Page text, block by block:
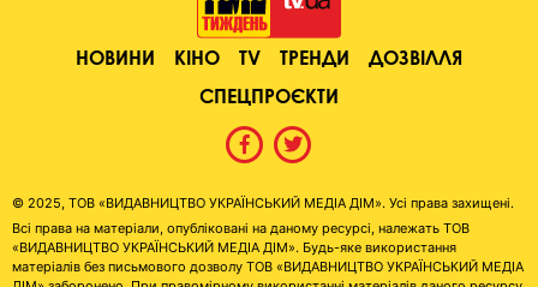
НОВИНИ КІНО TV ТРЕНДИ
ДОЗВІЛЛЯ
СПЕЦПРОЄКТИ
© 2025, ТОВ «ВИДАВНИЦТВО УКРАЇНСЬКИЙ МЕДІА ДІМ». Усі права захищені.
Всі права на матеріали, опубліковані на даному ресурсі, належать ТОВ
«ВИДАВНИЦТВО УКРАЇНСЬКИЙ МЕДІА ДІМ». Будь-яке використання
матеріалів без письмового дозволу ТОВ «ВИДАВНИЦТВО УКРАЇНСЬКИЙ МЕДІА